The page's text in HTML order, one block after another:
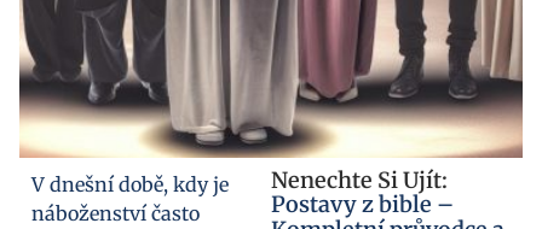
V dnešní době, kdy je
náboženství často
Nenechte Si Ujít:
Postavy z bible –